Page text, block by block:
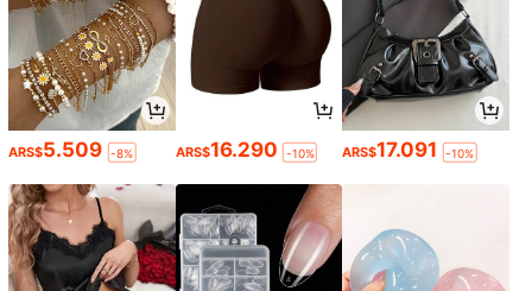
ARS$5.509 -8% ARS$16.290 -10% ARS$17.091 -10%